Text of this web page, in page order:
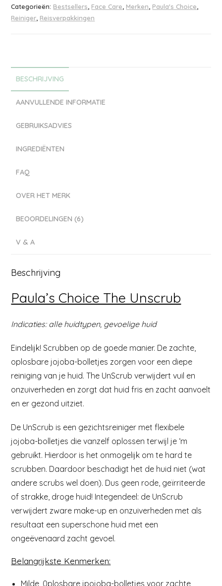
Categorieën: Bestsellers Face Care Merken Paula's Choice
Reiniger Reisverpakkingen
BESCHRIJVING
AANVULLENDE INFORMATIE
GEBRUIKSADVIES
INGREDIËNTEN
FAQ
OVER HET MERK
BEOORDELINGEN (6)
V & A
Beschrijving
Paula’s Choice The Unscrub
Indicaties: alle huidtypen, gevoelige huid
Eindelijk! Scrubben op de goede manier. De zachte,
oplosbare jojoba-bolletjes zorgen voor een diepe
reiniging van je huid. The UnScrub verwijdert vuil en
onzuiverheden en zorgt dat huid fris en zacht aanvoelt
en er gezond uitziet.
De UnScrub is een gezichtsreiniger met flexibele
jojoba-bolletjes die vanzelf oplossen terwijl je ‘m
gebruikt. Hierdoor is het onmogelijk om te hard te
scrubben. Daardoor beschadigt het de huid niet (wat
andere scrubs wel doen). Dus geen rode, geïrriteerde
of strakke, droge huid! Integendeel: de UnScrub
verwijdert zware make-up en onzuiverheden met als
resultaat een superschone huid met een
ongeëvenaard zacht gevoel.
Belangrijkste Kenmerken:
Milde, 0plosbare jpojoba-bolletjes voor zachte